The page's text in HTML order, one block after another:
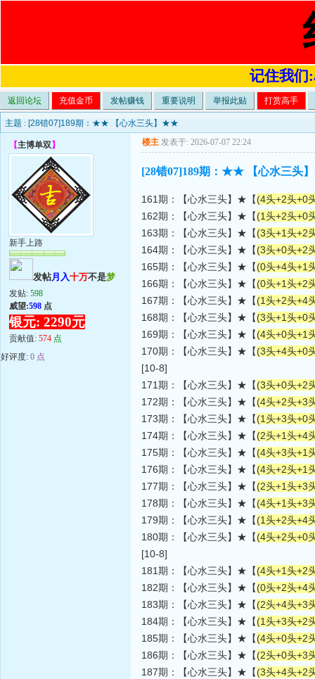
记住我们
返回论坛 充值金币 发帖赚钱 重要说明 举报此贴 打赏高手
主题 : [28错07]189期：★★ 【心水三头】★★
【主博单双】
新手上路
发帖月入十万不是梦
发贴: 598
威望:598 点
银元: 2290元
贡献值: 574 点
好评度: 0 点
楼主 发表于: 2026-07-07 22:24
[28错07]189期：★★ 【心水三头
161期：【心水三头】★【(4头+2头+0
162期：【心水三头】★【(1头+2头+0
163期：【心水三头】★【(3头+1头+2
164期：【心水三头】★【(3头+0头+2
165期：【心水三头】★【(0头+4头+1
166期：【心水三头】★【(0头+1头+2
167期：【心水三头】★【(1头+2头+4
168期：【心水三头】★【(3头+1头+0
169期：【心水三头】★【(4头+0头+1
170期：【心水三头】★【(3头+4头+0
[10-8]
171期：【心水三头】★【(3头+0头+2
172期：【心水三头】★【(4头+2头+3
173期：【心水三头】★【(1头+3头+0
174期：【心水三头】★【(2头+1头+4
175期：【心水三头】★【(4头+3头+1
176期：【心水三头】★【(4头+2头+1
177期：【心水三头】★【(2头+1头+3
178期：【心水三头】★【(4头+1头+3
179期：【心水三头】★【(1头+2头+4
180期：【心水三头】★【(4头+2头+0
[10-8]
181期：【心水三头】★【(4头+1头+2
182期：【心水三头】★【(0头+2头+4
183期：【心水三头】★【(2头+4头+3
184期：【心水三头】★【(1头+3头+2
185期：【心水三头】★【(4头+0头+2
186期：【心水三头】★【(2头+0头+3
187期：【心水三头】★【(3头+4头+2